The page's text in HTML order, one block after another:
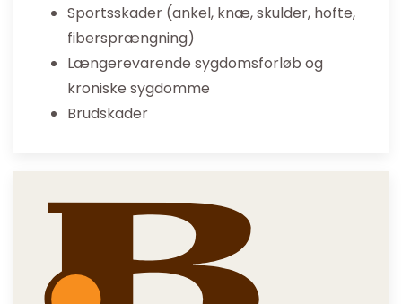
Sportsskader (ankel, knæ, skulder, hofte,
fibersprængning)
Længerevarende sygdomsforløb og
kroniske sygdomme
Brudskader